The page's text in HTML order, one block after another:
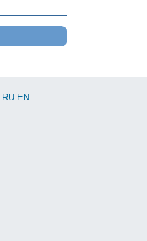
RU EN